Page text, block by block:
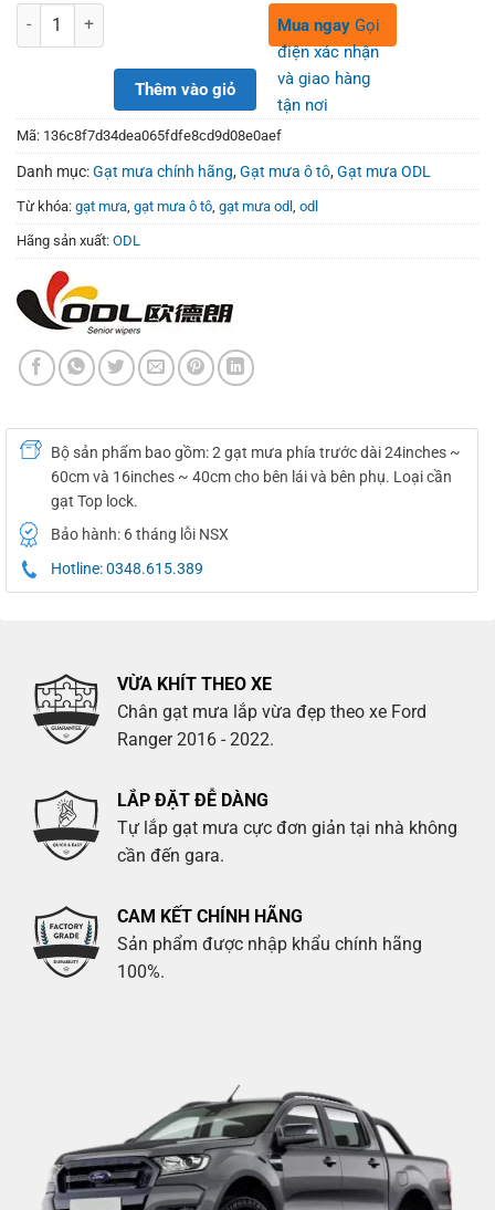
450,000₫.280,000₫.
Số lượng
Thêm vào giỏ
Mua ngay Gọi
điện xác nhận
và giao hàng
tận nơi
Mã: 136c8f7d34dea065fdfe8cd9d08e0aef
Danh mục:Gạt mưa chính hãng,Gạt mưa ô tô,Gạt mưa ODL
Từ khóa: gạt mưa gạt mưa ô tô gạt mưa odl odl
Hãng sản xuất: ODL
Bộ sản phẩm bao gồm: 2 gạt mưa phía trước dài 24inches ~
60cm và 16inches ~ 40cm cho bên lái và bên phụ. Loại cần
gạt Top lock.
Bảo hành: 6 tháng lỗi NSX
Hotline: 0348.615.389
VỪA KHÍT THEO XE
Chân gạt mưa lắp vừa đẹp theo xe Ford
Ranger 2016 - 2022.
LẮP ĐẶT ĐỄ DÀNG
Tự lắp gạt mưa cực đơn giản tại nhà không
cần đến gara.
CAM KẾT CHÍNH HÃNG
Sản phẩm được nhập khẩu chính hãng
100%.